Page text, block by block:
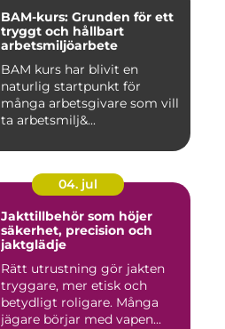
BAM-kurs: Grunden för ett
tryggt och hållbart
arbetsmiljöarbete
BAM kurs har blivit en
naturlig startpunkt för
många arbetsgivare som vill
ta arbetsmilj&...
04. jul
Jakttillbehör som höjer
säkerhet, precision och
jaktglädje
Rätt utrustning gör jakten
tryggare, mer etisk och
betydligt roligare. Många
jägare börjar med vapen...